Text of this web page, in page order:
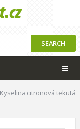
SEARCH
citronová tekutá